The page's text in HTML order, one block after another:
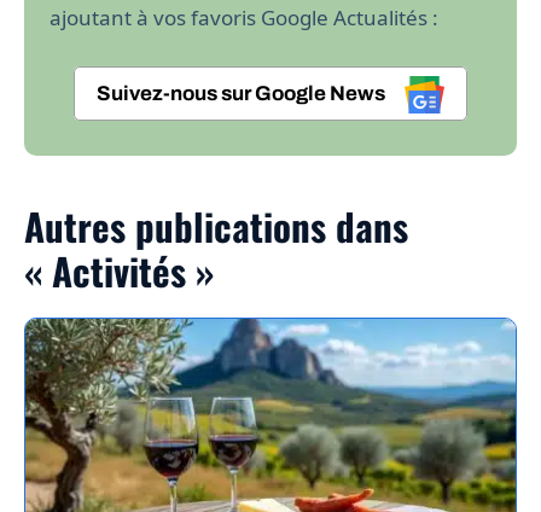
ajoutant à vos favoris Google Actualités :
Suivez-nous sur Google News
Autres publications dans
« Activités »